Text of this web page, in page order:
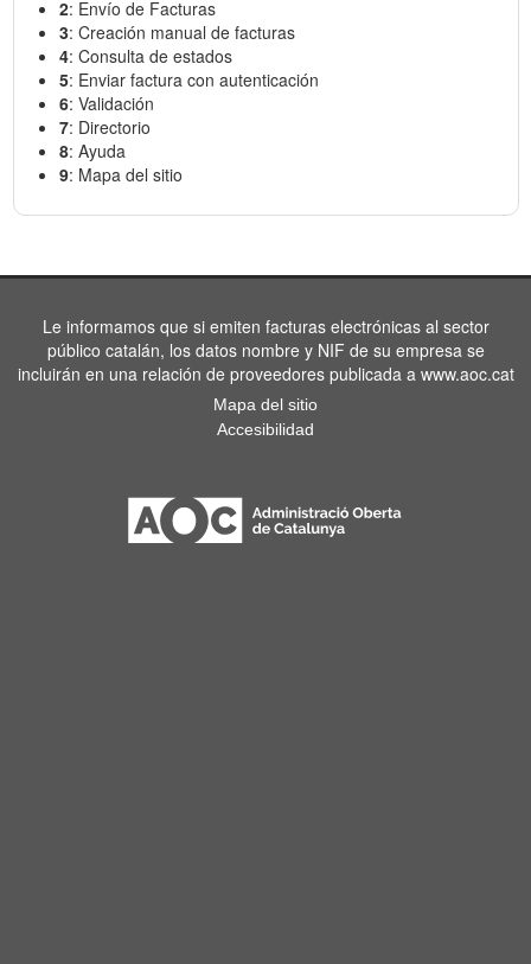
2: Envío de Facturas
3: Creación manual de facturas
4: Consulta de estados
5: Enviar factura con autenticación
6: Validación
7: Directorio
8: Ayuda
9: Mapa del sitio
Le informamos que si emiten facturas electrónicas al sector
público catalán, los datos nombre y NIF de su empresa se
incluirán en una relación de proveedores publicada a www.aoc.cat
Mapa del sitio
Accesibilidad